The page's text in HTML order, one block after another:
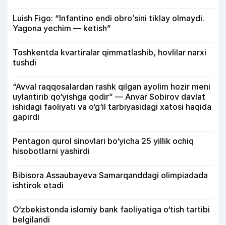
Luish Figo: “Infantino endi obroʻsini tiklay olmaydi.
Yagona yechim — ketish”
Toshkentda kvartiralar qimmatlashib, hovlilar narxi
tushdi
“Avval raqqosalardan rashk qilgan ayolim hozir meni
uylantirib qo‘yishga qodir” — Anvar Sobirov davlat
ishidagi faoliyati va o‘g‘il tarbiyasidagi xatosi haqida
gapirdi
Pentagon qurol sinovlari bo‘yicha 25 yillik ochiq
hisobotlarni yashirdi
Bibisora Assaubayeva Samarqanddagi olimpiadada
ishtirok etadi
O‘zbekistonda islomiy bank faoliyatiga o‘tish tartibi
belgilandi